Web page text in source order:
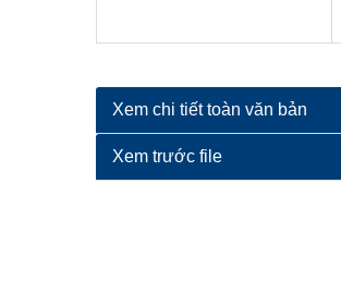
Xem chi tiết toàn văn bản
Xem trước file